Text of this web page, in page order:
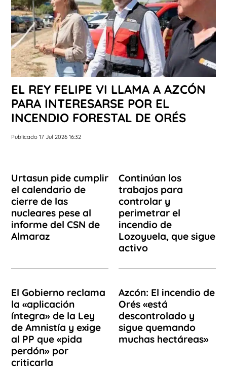
EL REY FELIPE VI LLAMA A AZCÓN
PARA INTERESARSE POR EL
INCENDIO FORESTAL DE ORÉS
Publicado 17 Jul 2026 16:32
Urtasun pide cumplir
el calendario de
cierre de las
nucleares pese al
informe del CSN de
Almaraz
Continúan los
trabajos para
controlar y
perimetrar el
incendio de
Lozoyuela, que sigue
activo
El Gobierno reclama
la «aplicación
íntegra» de la Ley
de Amnistía y exige
al PP que «pida
perdón» por
criticarla
Azcón: El incendio de
Orés «está
descontrolado y
sigue quemando
muchas hectáreas»